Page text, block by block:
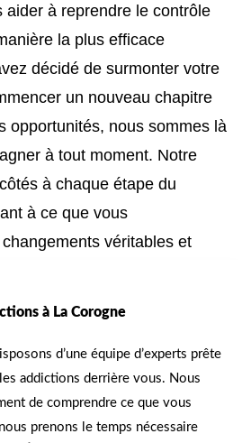
aider à reprendre le contrôle
la plus efficace
décidé de surmonter votre
un nouveau chapitre
opportunités, nous sommes là
à tout moment. Notre
à chaque étape du
à ce que vous
véritables et
à La Corogne
d’une équipe d’experts prête
addictions derrière vous. Nous
de comprendre ce que vous
prenons le temps nécessaire